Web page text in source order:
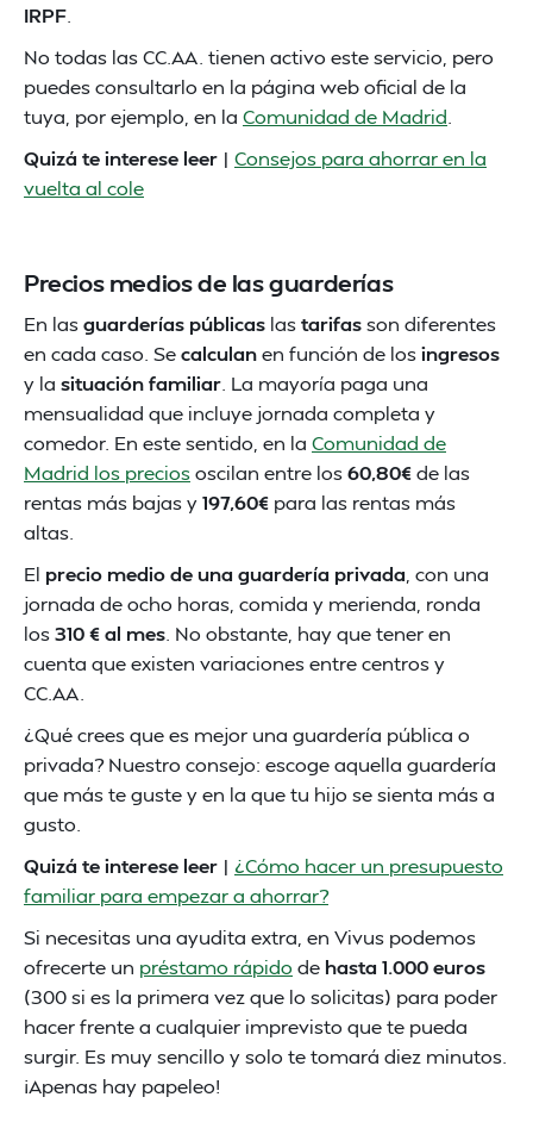
IRPF
No todas las CC.AA. tienen activo este servicio, pero
puedes consultarlo en la página web oficial de la
tuya, por ejemplo, en la Comunidad de Madrid
Quizá te interese leer | Consejos para ahorrar en la
vuelta al cole
Precios medios de las guarderías
En lasguarderías públicas lastarifasson diferentes
en cada caso. Secalculanen función de losingresos
y la situación familiar . La mayoría paga una
mensualidad que incluye jornada completa y
comedor. En este sentido, en la Comunidad de
Madrid los preciososcilan entre los60,80€de las
rentas más bajas y197,60€ para las rentas más
altas.
El precio medio de una guardería privada , con una
jornada de ocho horas, comida y merienda, ronda
los310 € al mes . No obstante, hay que tener en
cuenta que existen variaciones entre centros y
CC.AA.
¿Qué crees que es mejor una guardería pública o
privada? Nuestro consejo: escoge aquella guardería
que más te guste y en la que tu hijo se sienta más a
gusto.
Quizá te interese leer | ¿Cómo hacer un presupuesto
familiar para empezar a ahorrar?
Si necesitas una ayudita extra, en Vivus podemos
ofrecerte un préstamo rápido de hasta 1.000 euros
(300 si es la primera vez que lo solicitas) para poder
hacer frente a cualquier imprevisto que te pueda
surgir. Es muy sencillo y solo te tomará diez minutos.
¡Apenas hay papeleo!